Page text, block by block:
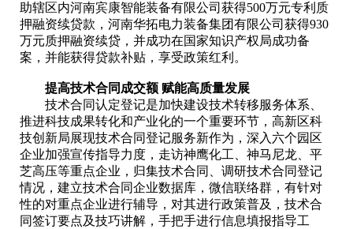
助辖区内河南宾康智能装备有限公司获得500万元专利质
押融资续贷款，河南华拓电力装备集团有限公司获得930
万元质押融资续贷，并成功在国家知识产权局成功备
案，并能获得贷款补贴，享受政策红利。
提高技术合同成交额 赋能高质量发展
技术合同认定登记是加快建设技术转移服务体系、
推进科技成果转化和产业化的一个重要环节，高新区科
技创新局展现技术合同登记服务新作为，深入六个园区
企业加强宣传指导力度，走访神鹰化工、神马尼龙、平
芝高压等重点企业，归集技术合同、调研技术合同登记
情况，建立技术合同企业数据库，微信联络群，有针对
性的对重点企业进行辅导，对其进行政策普及，技术合
同签订要点及技巧讲解，手把手进行信息填报指导工